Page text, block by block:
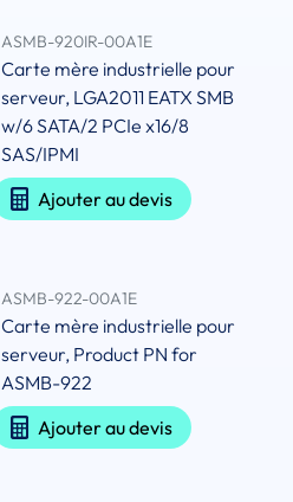
ASMB-920IR-00A1E
Carte mère industrielle pour
serveur, LGA2011 EATX SMB
w/6 SATA/2 PCIe x16/8
SAS/IPMI
Ajouter au devis
ASMB-922-00A1E
Carte mère industrielle pour
serveur, Product PN for
ASMB-922
Ajouter au devis